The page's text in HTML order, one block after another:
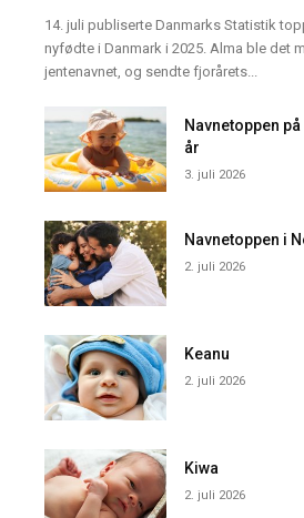
14. juli publiserte Danmarks Statistik
nyfødte i Danmark i 2025. Alma ble det
jentenavnet, og sendte fjorårets...
Navnetoppen
år
3. juli 2026
Navnetoppen i
2. juli 2026
Keanu
2. juli 2026
Kiwa
2. juli 2026